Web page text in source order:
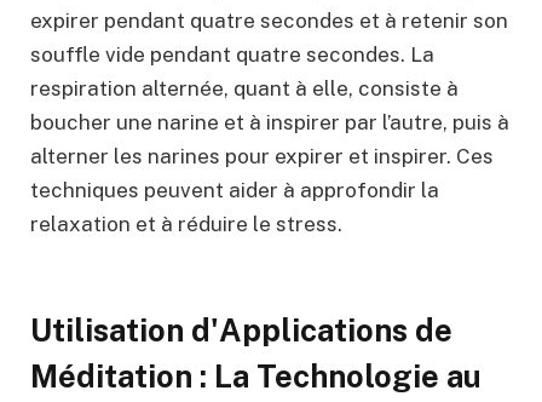
expirer pendant quatre secondes et à retenir son
souffle vide pendant quatre secondes. La
respiration alternée, quant à elle, consiste à
boucher une narine et à inspirer par l’autre, puis à
alterner les narines pour expirer et inspirer. Ces
techniques peuvent aider à approfondir la
relaxation et à réduire le stress.
Utilisation d'Applications de
Méditation : La Technologie au